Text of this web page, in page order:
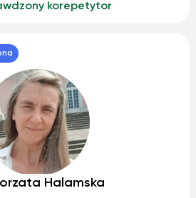
korepetytor
Halamska